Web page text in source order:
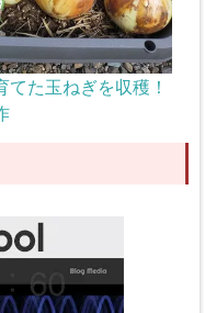
てた玉ねぎを収穫！